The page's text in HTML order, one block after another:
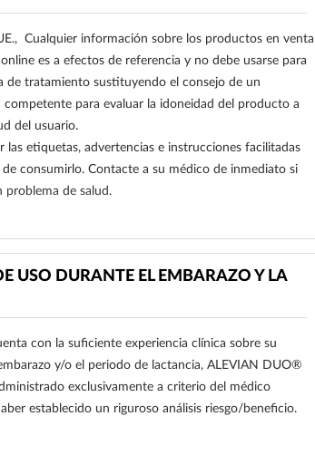
Cualquier información sobre los productos en venta
es a efectos de referencia y no debe usarse para
de tratamiento sustituyendo el consejo de un
competente para evaluar la idoneidad del producto a
del usuario.
las etiquetas, advertencias e instrucciones facilitadas
consumirlo. Contacte a su médico de inmediato si
problema de salud.
USO DURANTE EL EMBARAZO Y LA
con la suficiente experiencia clínica sobre su
y/o el periodo de lactancia, ALEVIAN DUO®
exclusivamente a criterio del médico
establecido un riguroso análisis riesgo/beneficio.